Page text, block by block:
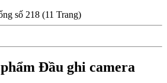
số 218 (11 Trang)
Đầu ghi camera